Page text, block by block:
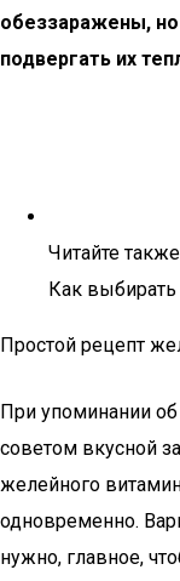
обеззаражены,
подвергать их
Читайте
Как
Простой рецепт
При упоминании
советом вкусной
желейного
одновременно.
нужно, главное,